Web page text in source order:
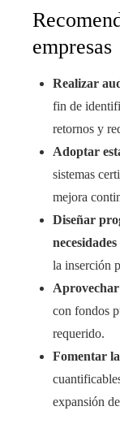
empresas
Realizar
fin de
retornos y
Adoptar
sistemas
mejora
Diseñar
necesidades
la inserción
con fondos
requerido.
Fomentar
expansión